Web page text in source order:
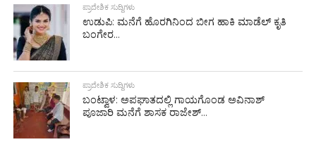
ಪ್ರಾದೇಶಿಕ ಸುದ್ದಿಗಳು
ಉಡುಪಿ: ಮನೆಗೆ ಹೊರಗಿನಿಂದ ಬೀಗ ಹಾಕಿ ಮಾಡೆಲ್ ಕೃತಿ
ಬಂಗೇರ...
ಪ್ರಾದೇಶಿಕ ಸುದ್ದಿಗಳು
ಬಂಟ್ವಾಳ: ಅಪಘಾತದಲ್ಲಿ ಗಾಯಗೊಂಡ ಅವಿನಾಶ್
ಪೂಜಾರಿ ಮನೆಗೆ ಶಾಸಕ ರಾಜೇಶ್...